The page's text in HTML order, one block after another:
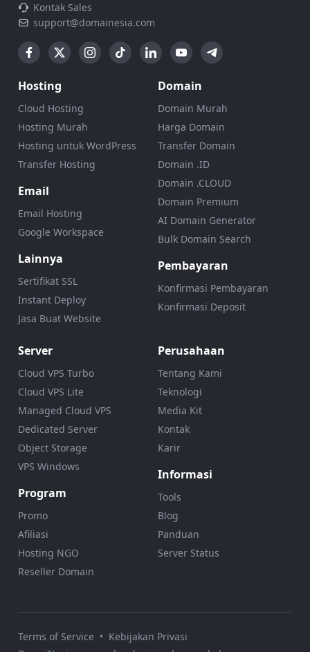
Kontak Sales
support@domainesia.com
Hosting
Cloud Hosting
Hosting Murah
Hosting untuk WordPress
Transfer Hosting
Email
Email Hosting
Google Workspace
Lainnya
Sertifikat SSL
Instant Deploy
Jasa Buat Website
Domain
Domain Murah
Harga Domain
Transfer Domain
Domain .ID
Domain .CLOUD
Domain Premium
AI Domain Generator
Bulk Domain Search
Pembayaran
Konfirmasi Pembayaran
Konfirmasi Deposit
Server
Cloud VPS Turbo
Cloud VPS Lite
Managed Cloud VPS
Dedicated Server
Object Storage
VPS Windows
Program
Promo
Afiliasi
Hosting NGO
Reseller Domain
Perusahaan
Tentang Kami
Teknologi
Media Kit
Kontak
Karir
Informasi
Tools
Blog
Panduan
Server Status
Terms of Service • Kebijakan Privasi